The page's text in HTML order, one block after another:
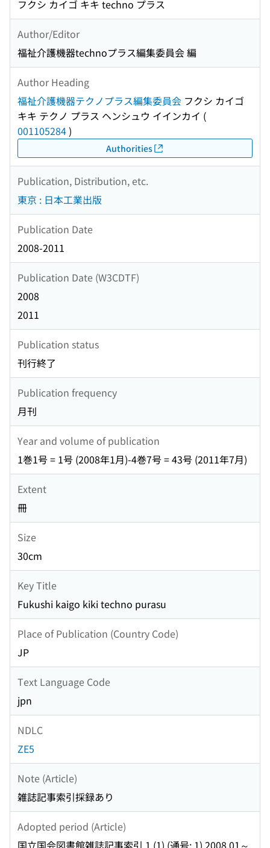
フクシ カイゴ キキ techno プラス
Author/Editor
福祉介護機器technoプラス編集委員会 編
Author Heading
福祉介護機器テクノプラス編集委員会 フクシ カイゴ
キキ テクノ プラス ヘンシュウ イインカイ (
001105284)
Authorities
Publication, Distribution, etc.
東京 : 日本工業出版
Publication Date
2008-2011
Publication Date (W3CDTF)
2008
2011
Publication status
刊行終了
Publication frequency
月刊
Year and volume of publication
1巻1号 = 1号 (2008年1月)-4巻7号 = 43号 (2011年7月)
Extent
冊
Size
30cm
Key Title
Fukushi kaigo kiki techno purasu
Place of Publication (Country Code)
JP
Text Language Code
jpn
NDLC
ZE5
Note (Article)
雑誌記事索引採録あり
Adopted period (Article)
国立国会図書館雑誌記事索引 1 (1) (通号: 1) 2008.01～